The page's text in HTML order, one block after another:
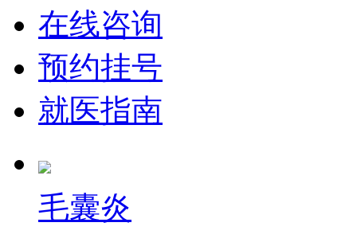
在线咨询
预约挂号
就医指南
毛囊炎